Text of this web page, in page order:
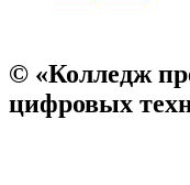
© «Колледж
цифровых